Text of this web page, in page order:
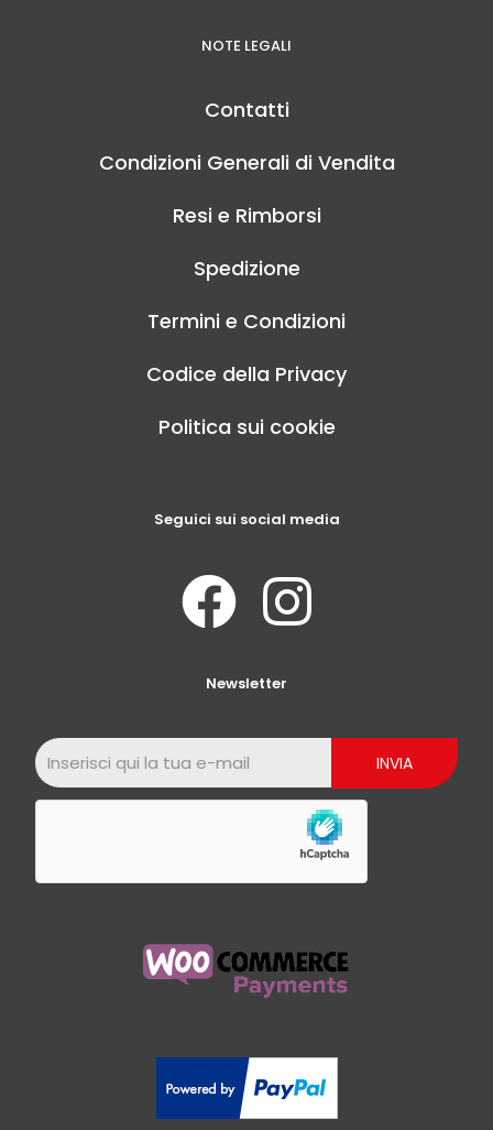
NOTE LEGALI
Contatti
Condizioni Generali di Vendita
Resi e Rimborsi
Spedizione
Termini e Condizioni
Codice della Privacy
Politica sui cookie
Seguici sui social media
Newsletter